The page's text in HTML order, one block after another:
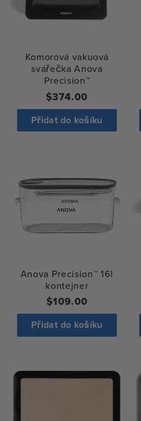
Komorová vakuová
svářečka Anova
Precision™
Běžná
cena
$374.00
Přidat do košíku
Anova Precision™ 16l
kontejner
Běžná
cena
$109.00
Přidat do košíku